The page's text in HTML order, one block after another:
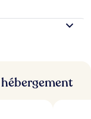
l
e
u